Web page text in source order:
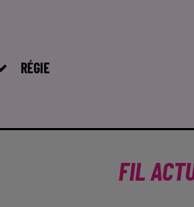
RÉGIE
FIL